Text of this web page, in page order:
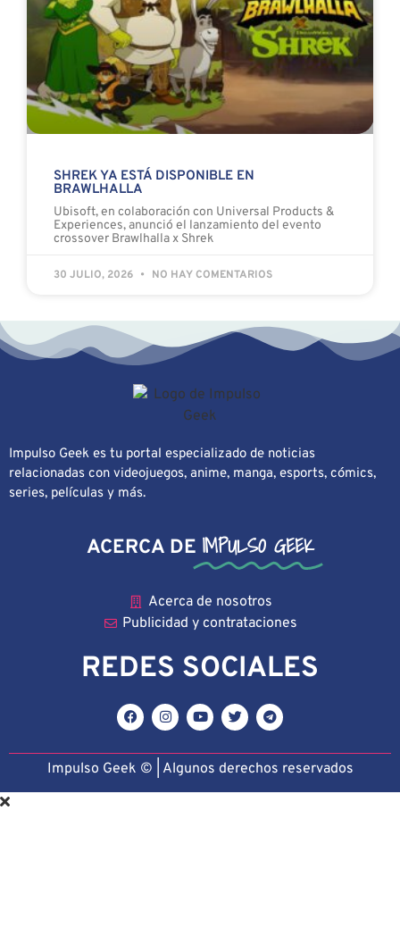
SHREK YA ESTÁ DISPONIBLE EN
BRAWLHALLA
Ubisoft, en colaboración con Universal Products &
Experiences, anunció el lanzamiento del evento
crossover Brawlhalla x Shrek
30 JULIO, 2026 NO HAY COMENTARIOS
Impulso Geek es tu portal especializado de noticias
relacionadas con videojuegos, anime, manga, esports, cómics,
series, películas y más.
ACERCA DE IMPULSO GEEK
Acerca de nosotros
Publicidad y contrataciones
REDES SOCIALES
Impulso Geek © | Algunos derechos reservados